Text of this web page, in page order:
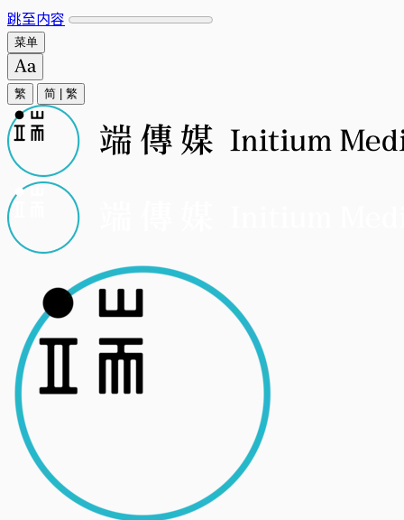
跳至内容
菜单
繁 简 繁